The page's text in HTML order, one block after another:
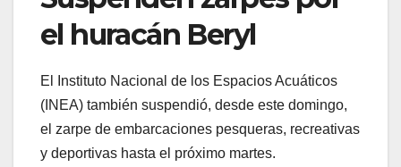
el huracán Beryl
El Instituto Nacional de los Espacios Acuáticos
(INEA) también suspendió, desde este domingo,
el zarpe de embarcaciones pesqueras, recreativas
y deportivas hasta el próximo martes.